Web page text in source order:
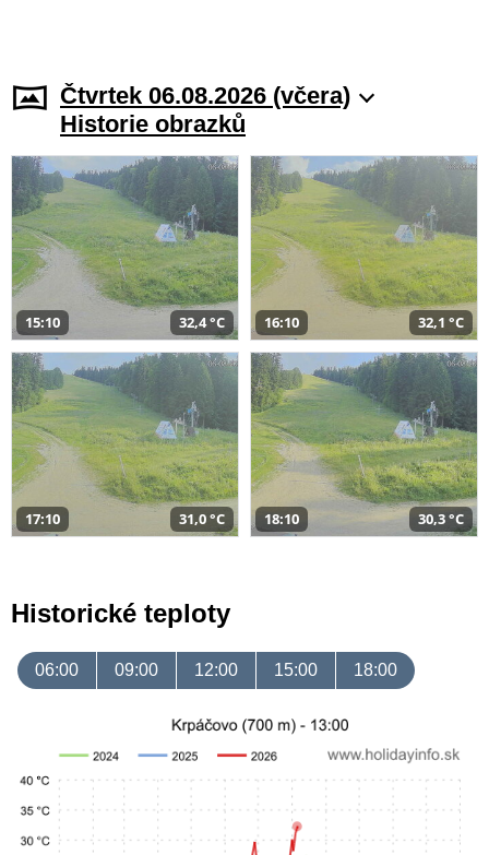
Čtvrtek 06.08.2026 (včera)
Historie obrazků
15:10 32,4 °C 16:10 32,1 °C
17:10 31,0 °C 18:10 30,3 °C
Historické teploty
06:00 09:00 12:00 15:00 18:00